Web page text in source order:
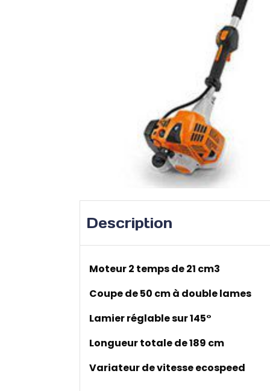
Description
Moteur 2 temps de 21 cm3
Coupe de 50 cm à double lames
Lamier réglable sur 145°
Longueur totale de 189 cm
Variateur de vitesse ecospeed